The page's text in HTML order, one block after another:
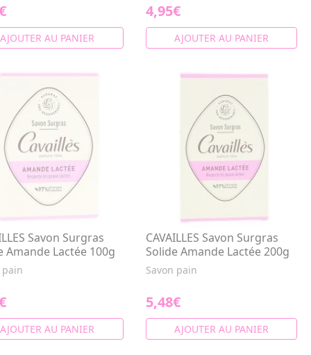
AJOUTER AU PANIER
4,95€
AJOUTER AU PANIER
Savon Surgras
Amande Lactée 100g
pain
AJOUTER AU PANIER
CAVAILLES Savon Surgras
Solide Amande Lactée 200g
Savon pain
5,48€
AJOUTER AU PANIER